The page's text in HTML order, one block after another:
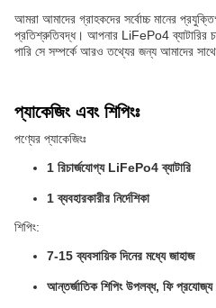
আমরা আমাদের গ্রাহকদের সর্বোচ্চ মানের
প্রতিশ্রুতিবদ্ধ। আপনার LiFePo4 ব্যাটারির
পারি সে সম্পর্কে আরও তথ্যের জন্য আমাদের
প্যাকেজিং এবং শিপিংঃ
পণ্যের প্যাকেজিংঃ
1 রিচার্জযোগ্য LiFePo4 ব্যাটারি
1 ব্যবহারকারীর নির্দেশিকা
শিপিং:
7-15 ব্যবসায়িক দিনের মধ্যে জাহাজ
আন্তর্জাতিক শিপিং উপলব্ধ, ফি প্রযোজ্য